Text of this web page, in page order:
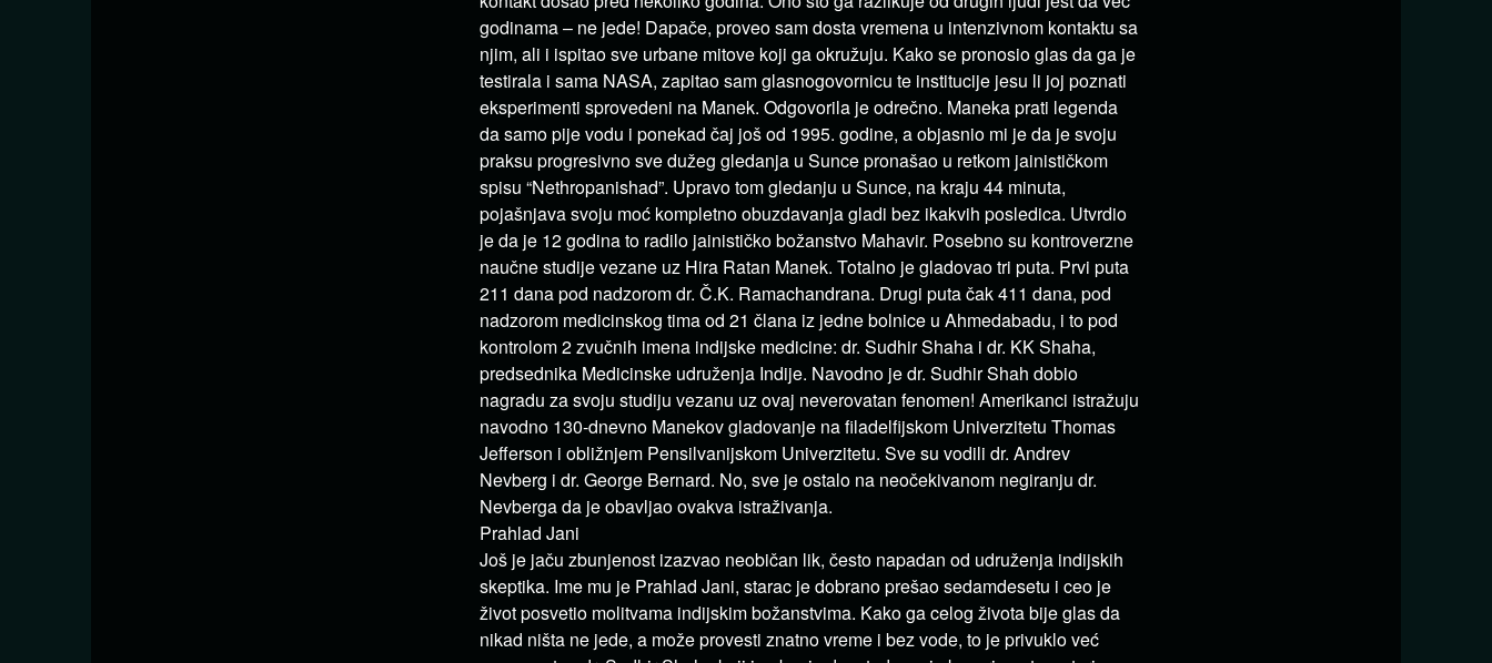
godinama – ne jede! Dapače, proveo sam dosta vremena u intenzivnom kontaktu sa
njim, ali i ispitao sve urbane mitove koji ga okružuju. Kako se pronosio glas da ga je
testirala i sama NASA, zapitao sam glasnogovornicu te institucije jesu li joj poznati
eksperimenti sprovedeni na Manek. Odgovorila je odrečno. Maneka prati legenda
da samo pije vodu i ponekad čaj još od 1995. godine, a objasnio mi je da je svoju
praksu progresivno sve dužeg gledanja u Sunce pronašao u retkom jainističkom
spisu “Nethropanishad”. Upravo tom gledanju u Sunce, na kraju 44 minuta,
pojašnjava svoju moć kompletno obuzdavanja gladi bez ikakvih posledica. Utvrdio
je da je 12 godina to radilo jainističko božanstvo Mahavir. Posebno su kontroverzne
naučne studije vezane uz Hira Ratan Manek. Totalno je gladovao tri puta. Prvi puta
211 dana pod nadzorom dr. Č.K. Ramachandrana. Drugi puta čak 411 dana, pod
nadzorom medicinskog tima od 21 člana iz jedne bolnice u Ahmedabadu, i to pod
kontrolom 2 zvučnih imena indijske medicine: dr. Sudhir Shaha i dr. KK Shaha,
predsednika Medicinske udruženja Indije. Navodno je dr. Sudhir Shah dobio
nagradu za svoju studiju vezanu uz ovaj neverovatan fenomen! Amerikanci istražuju
navodno 130-dnevno Manekov gladovanje na filadelfijskom Univerzitetu Thomas
Jefferson i obližnjem Pensilvanijskom Univerzitetu. Sve su vodili dr. Andrev
Nevberg i dr. George Bernard. No, sve je ostalo na neočekivanom negiranju dr.
Nevberga da je obavljao ovakva istraživanja.
Prahlad Jani
Još je jaču zbunjenost izazvao neobičan lik, često napadan od udruženja indijskih
skeptika. Ime mu je Prahlad Jani, starac je dobrano prešao sedamdesetu i ceo je
život posvetio molitvama indijskim božanstvima. Kako ga celog života bije glas da
nikad ništa ne jede, a može provesti znatno vreme i bez vode, to je privuklo već